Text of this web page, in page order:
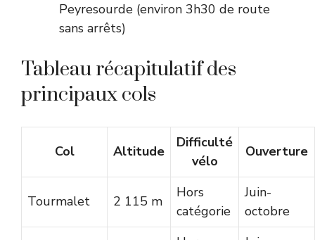
Peyresourde (environ 3h30 de route
sans arrêts)
Tableau récapitulatif des
principaux cols
Col Altitude
Difficulté
vélo
Ouverture
Tourmalet 2 115 m
Hors
catégorie
Juin-
octobre